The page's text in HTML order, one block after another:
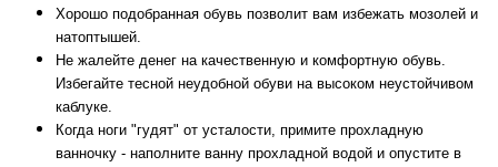
Хорошо подобранная обувь позволит вам избежать мозолей и
натоптышей.
Не жалейте денег на качественную и комфортную обувь.
Избегайте тесной неудобной обуви на высоком неустойчивом
каблуке.
Когда ноги "гудят" от усталости, примите прохладную
ванночку - наполните ванну прохладной водой и опустите в